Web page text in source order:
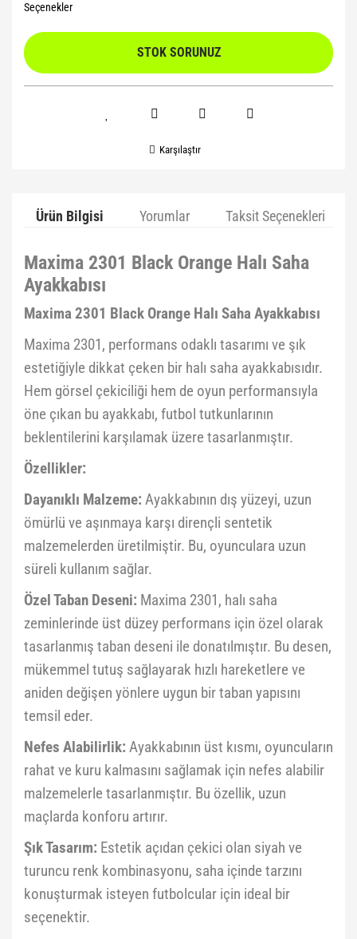
Seçenekler
STOK SORUNUZ
Karşılaştır
Ürün Bilgisi Yorumlar Taksit Seçenekleri
Maxima 2301 Black Orange Halı Saha
Ayakkabısı
Maxima 2301 Black Orange Halı Saha Ayakkabısı
Maxima 2301, performans odaklı tasarımı ve şık
estetiğiyle dikkat çeken bir halı saha ayakkabısıdır.
Hem görsel çekiciliği hem de oyun performansıyla
öne çıkan bu ayakkabı, futbol tutkunlarının
beklentilerini karşılamak üzere tasarlanmıştır.
Özellikler:
Dayanıklı Malzeme: Ayakkabının dış yüzeyi, uzun
ömürlü ve aşınmaya karşı dirençli sentetik
malzemelerden üretilmiştir. Bu, oyunculara uzun
süreli kullanım sağlar.
Özel Taban Deseni: Maxima 2301, halı saha
zeminlerinde üst düzey performans için özel olarak
tasarlanmış taban deseni ile donatılmıştır. Bu desen,
mükemmel tutuş sağlayarak hızlı hareketlere ve
aniden değişen yönlere uygun bir taban yapısını
temsil eder.
Nefes Alabilirlik: Ayakkabının üst kısmı, oyuncuların
rahat ve kuru kalmasını sağlamak için nefes alabilir
malzemelerle tasarlanmıştır. Bu özellik, uzun
maçlarda konforu artırır.
Şık Tasarım: Estetik açıdan çekici olan siyah ve
turuncu renk kombinasyonu, saha içinde tarzını
konuşturmak isteyen futbolcular için ideal bir
seçenektir.